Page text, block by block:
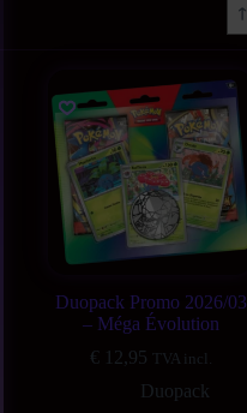
Duopack Promo 2026/03
– Méga Évolution
€ 12,95 TVA incl.
Duopack